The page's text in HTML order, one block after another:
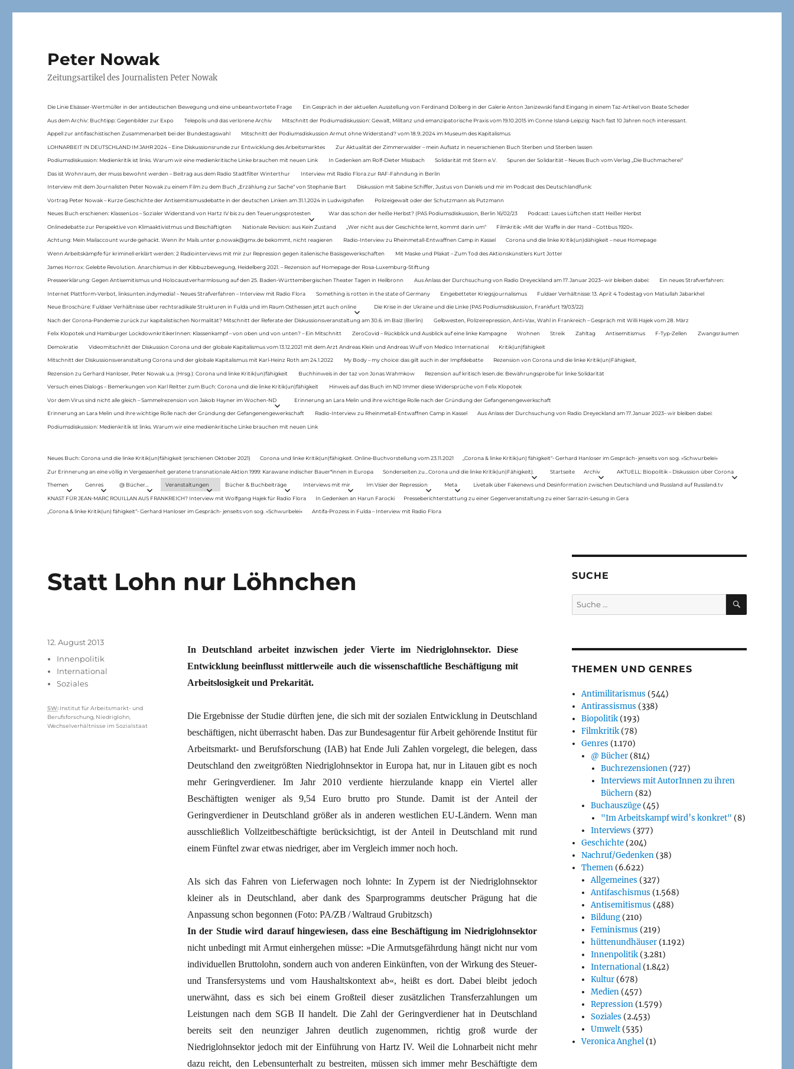
Peter Nowak
Zeitungsartikel des Journalisten Peter Nowak
Die Linie Elsässer-Wertmüller in der antideutschen Bewegung und eine unbeantwortete Frage Ein Gespräch in der aktuellen Ausstellung von Ferdinand Dölberg in der Galerie Anton Janizewski fand Eingang in einem Taz-Artikel von Beate Scheder
Aus dem Archiv: Buchtipp: Gegenbilder zur Expo Telepolis und das verlorene Archiv Mitschnitt der Podiumsdiskussion: Gewalt, Militanz und emanzipatorische Praxis vom 19.10.2015 im Conne Island-Leipzig: Nach fast 10 Jahren noch interessant.
Appell zur antifaschistischen Zusammenarbeit bei der Bundestagswahl Mitschnitt der Podiumsdiskussion Armut ohne Widerstand? vom 18.9..2024 im Museum des Kapitalismus
LOHNARBEIT IN DEUTSCHLAND IM JAHR 2024 – Eine Diskussionsrunde zur Entwicklung des Arbeitsmarktes Zur Aktualität der Zimmerwalder – mein Aufsatz in neuerschienen Buch Sterben und Sterben lassen
Podiumsdiskussion: Medienkritik ist links. Warum wir eine medienkritische Linke brauchen mit neuen Link In Gedenken am Rolf-Dieter Missbach Solidarität mit Stern e.V. Spuren der Solidarität – Neues Buch vom Verlag „Die Buchmacherei“
Das ist Wohnraum, der muss bewohnt werden – Beitrag aus dem Radio Stadtfilter Winterthur Interview mit Radio Flora zur RAF-Fahndung in Berlin
Interview mit dem Journalisten Peter Nowak zu einem Film zu dem Buch „Erzählung zur Sache“ von Stephanie Bart Diskussion mit Sabine Schiffer, Justus von Daniels und mir im Podcast des Deutschlandfunk:
Vortrag Peter Nowak – Kurze Geschichte der Antisemitismusdebatte in der deutschen Linken am 31.1.2024 in Ludwigshafen Polizeigewalt oder der Schutzmann als Putzmann
Neues Buch erschienen: KlassenLos – Sozialer Widerstand von Hartz IV bis zu den Teuerungsprotesten War das schon der heiße Herbst? (PAS Podiumsdiskussion, Berlin 16/02/23 Podcast: Laues Lüftchen statt Heißer Herbst
Onlinedebatte zur Perspektive von Klimaaktivistmus und Beschäftigten Nationale Revision: aus Kein Zustand „Wer nicht aus der Geschichte lernt, kommt darin um“ Filmkritik: »Mit der Waffe in der Hand – Cottbus 1920«.
Achtung: Mein Mailaccount wurde gehackt. Wenn ihr Mails unter p.nowak@gmx.de bekommt, nicht reagieren Radio-Interview zu Rheinmetall-Entwaffnen Camp in Kassel Corona und die linke Kritik(un)dähigkeit – neue Homepage
Wenn Arbeitskämpfe für kriminell erklärt werden: 2 Radiointerviews mit mir zur Repression gegen italienische Basisgewerkschaften Mit Maske und Plakat – Zum Tod des Aktionskünstlers Kurt Jotter
James Horrox: Gelebte Revolution. Anarchismus in der Kibbuzbewegung, Heidelberg 2021. – Rezension auf Homepage der Rosa-Luxemburg-Stiftung
Presseerklärung: Gegen Antisemitismus und Holocaustverharmlosung auf den 25. Baden-Württembergischen Theater Tagen in Heilbronn Aus Anlass der Durchsuchung von Radio Dreyeckland am 17.Januar 2023– wir bleiben dabei: Ein neues Strafverfahren:
Internet Plattform-Verbot, linksunten.indymedia1 – Neues Strafverfahren – Interview mit Radio Flora Something is rotten in the state of Germany Eingebetteter Kriegsjournalismus Fuldaer Verhältnisse: 13. April: 4 Todestag von Matiul­lah Jabarkhel
Neue Broschüre: Fuldaer Verhältnisse über rechtsradikale Strukturen in Fulda und im Raum Osthessen jetzt auch online Die Krise in der Ukraine und die Linke (PAS Podiumsdiskussion, Frankfurt 19/03/22)
Nach der Corona-Pandemie zurück zur kapitalistischen Normalität? Mitschnitt der Referate der Diskussionsveranstaltung am 30.6. im Baiz (Berlin) Gelbwesten, Polizeirepression, Anti-Vax, Wahl in Frankreich – Gespräch mit Willi Hajek vom 28. März
Felix Klopotek und Hamburger LockdownkritikerInnen: Klassenkampf – von oben und von unten? – Ein Mitschnitt ZeroCovid – Rückblick und Ausblick auf eine linke Kampagne Wohnen Streik Zahltag Antisemitismus F-Typ-Zellen Zwangsräumen
Demokratie Videomitschnitt der Diskussion Corona und der globale Kapitalismus vom 13.12.2021 mit dem Arzt Andreas Klein und Andreas Wulf von Medico International Kritik(un)fähigkeit
Mitschnitt der Diskussionsveranstaltung Corona und der globale Kapitalismus mit Karl-Heinz Roth am 24.1.2022 My Body – my choice: das gilt auch in der Impfdebatte Rezension von Corona und die linke Kritik(un)Fähigkeit,
Rezension zu Gerhard Hanloser, Peter Nowak u.a. (Hrsg.): Corona und linke Kritik(un)fähigkeit Buchhinweis in der taz von Jonas Wahmkow Rezension auf kritisch lesen.de: Bewährungsprobe für linke Solidarität
Versuch eines Dialogs – Bemerkungen von Karl Reitter zum Buch: Corona und die linke Kritik(un)fähigkeit Hinweis auf das Buch im ND Immer diese Widersprüche von Felix Klopotek
Vor dem Virus sind nicht alle gleich – Sammelrezension von Jakob Hayner im Wochen-ND Erinnerung an Lara Melin und ihre wichtige Rolle nach der Gründung der Gefangenengewerkschaft
Erinnerung an Lara Melin und ihre wichtige Rolle nach der Gründung der Gefangenengewerkschaft Radio-Interview zu Rheinmetall-Entwaffnen Camp in Kassel Aus Anlass der Durchsuchung von Radio Dreyeckland am 17.Januar 2023– wir bleiben dabei:
Podiumsdiskussion: Medienkritik ist links. Warum wir eine medienkritische Linke brauchen mit neuen Link
Neues Buch: Corona und die linke Kritik(un)fähigkeit (erschienen Oktober 2021) Corona und linke Kritik(un)fähigkeit. Online-Buchvorstellung vom 23.11.2021 „Corona & linke Kritik(un) fähigkeit“- Gerhard Hanloser im Gespräch- jenseits von sog. »Schwurbelei«
Zur Erinnerung an eine völlig in Vergessenheit geratene transnationale Aktion 1999: Karawane indischer Bauer*innen in Europa Sonderseiten zu…Corona und die linke Kritik(un)Fähigkeit). Startseite Archiv AKTUELL: Biopolitik – Diskussion über Corona
Themen Genres @ Bücher… Veranstaltungen Bücher & Buchbeiträge Interviews mit mir Im Visier der Repression Meta Livetalk über Fakenews und Desinformation zwischen Deutschland und Russland auf Russland.tv
KNAST FÜR JEAN-MARC ROUILLAN AUS FRANKREICH? Interview mit Wolfgang Hajek für Radio Flora In Gedenken an Harun Farocki Presseberichterstattung zu einer Gegenveranstaltung zu einer Sarrazin-Lesung in Gera
„Corona & linke Kritik(un) fähigkeit“- Gerhard Hanloser im Gespräch- jenseits von sog. »Schwurbelei« Antifa-Prozess in Fulda – Interview mit Radio Flora
Statt Lohn nur Löhnchen
In Deutschland arbeitet inzwischen jeder Vierte im Niedriglohnsektor. Diese
Entwicklung beeinflusst mittlerweile auch die wissenschaftliche Beschäftigung mit
Arbeitslosigkeit und Prekarität.
Die Ergebnisse der Studie dürften jene, die sich mit der sozialen Entwicklung in Deutschland
beschäftigen, nicht überrascht haben. Das zur Bundesagentur für Arbeit gehörende Institut für
Arbeitsmarkt- und Berufsforschung (IAB) hat Ende Juli Zahlen vorgelegt, die belegen, dass
Deutschland den zweitgrößten Niedriglohnsektor in Europa hat, nur in Litauen gibt es noch
mehr Geringverdiener. Im Jahr 2010 verdiente hierzulande knapp ein Viertel aller
Beschäftigten weniger als 9,54 Euro brutto pro Stunde. Damit ist der Anteil der
Geringverdiener in Deutschland größer als in anderen westlichen EU-Ländern. Wenn man
ausschließlich Vollzeitbeschäftigte berücksichtigt, ist der Anteil in Deutschland mit rund
einem Fünftel zwar etwas niedriger, aber im Vergleich immer noch hoch.
Als sich das Fahren von Lieferwagen noch lohnte: In Zypern ist der Niedriglohnsektor
kleiner als in Deutschland, aber dank des Sparprogramms deutscher Prägung hat die
Anpassung schon begonnen (Foto: PA/ZB / Waltraud Grubitzsch)
In der Studie wird darauf hingewiesen, dass eine Beschäftigung im Niedriglohnsektor
nicht unbedingt mit Armut einhergehen müsse: »Die Armutsgefährdung hängt nicht nur vom
individuellen Bruttolohn, sondern auch von anderen Einkünften, von der Wirkung des Steuer-
und Transfersystems und vom Haushaltskontext ab«, heißt es dort. Dabei bleibt jedoch
unerwähnt, dass es sich bei einem Großteil dieser zusätzlichen Transferzahlungen um
Leistungen nach dem SGB II handelt. Die Zahl der Geringverdiener hat in Deutschland
bereits seit den neunziger Jahren deutlich zugenommen, richtig groß wurde der
Niedriglohnsektor jedoch mit der Einführung von Hartz IV. Weil die Lohnarbeit nicht mehr
dazu reicht, den Lebensunterhalt zu bestreiten, müssen sich immer mehr Beschäftigte dem
Veröffentlicht
12. August 2013
Kategorien
Innenpolitik
International
Soziales
Schlagwörter
SW: Institut für Arbeitsmarkt- und
Berufsforschung Niedriglohn
Wechselverhältnisse im Sozialstaat
SUCHE
Suche
nach:
SUCHEN
THEMEN UND GENRES
Antimilitarismus (544)
Antirassismus (338)
Biopolitik (193)
Filmkritik (78)
Genres (1.170)
@ Bücher (814)
Buchrezensionen(727)
Interviews mit AutorInnen zu ihren
Büchern(82)
Buchauszüge (45)
"Im Arbeitskampf wird’s konkret" (8)
Interviews (377)
Geschichte (204)
Nachruf/Gedenken (38)
Themen (6.622)
Allgemeines (327)
Antifaschismus (1.568)
Antisemitismus (488)
Bildung (210)
Feminismus (219)
hüttenundhäuser (1.192)
Innenpolitik (3.281)
International (1.842)
Kultur (678)
Medien (457)
Repression (1.579)
Soziales (2.453)
Umwelt (535)
Veronica Anghel (1)